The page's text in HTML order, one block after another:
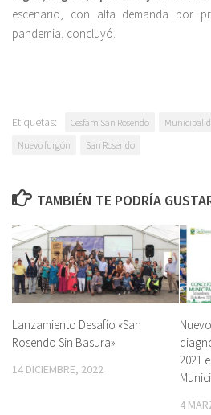
escenario, con alta demanda por
pandemia, concluyó.
Etiquetas: Cesfam San Rosendo
Nuevo furgón
San Rosendo
TAMBIÉN TE PODRÍA
Lanzamiento Desafío «San
Rosendo Sin Basura»
14 DICIEMBRE, 2022
2021
4